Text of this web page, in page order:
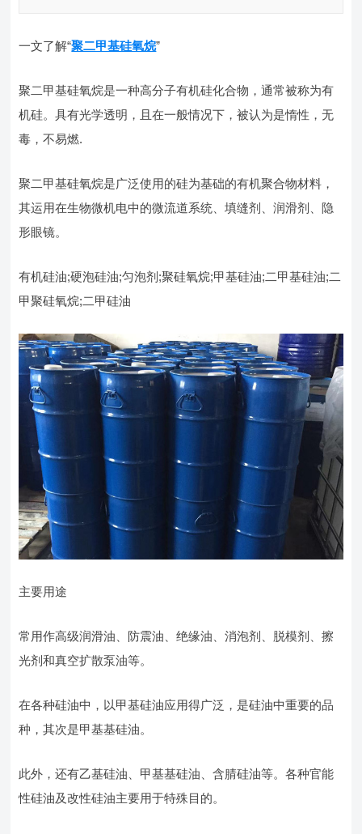
一文了解“聚二甲基硅氧烷”
聚二甲基硅氧烷是一种高分子有机硅化合物，通常被称为有
机硅。具有光学透明，且在一般情况下，被认为是惰性，无
毒，不易燃.
聚二甲基硅氧烷是广泛使用的硅为基础的有机聚合物材料，
其运用在生物微机电中的微流道系统、填缝剂、润滑剂、隐
形眼镜。
有机硅油;硬泡硅油;匀泡剂;聚硅氧烷;甲基硅油;二甲基硅油;二
甲聚硅氧烷;二甲硅油
主要用途
常用作高级润滑油、防震油、绝缘油、消泡剂、脱模剂、擦
光剂和真空扩散泵油等。
在各种硅油中，以甲基硅油应用得广泛，是硅油中重要的品
种，其次是甲基基硅油。
此外，还有乙基硅油、甲基基硅油、含腈硅油等。各种官能
性硅油及改性硅油主要用于特殊目的。